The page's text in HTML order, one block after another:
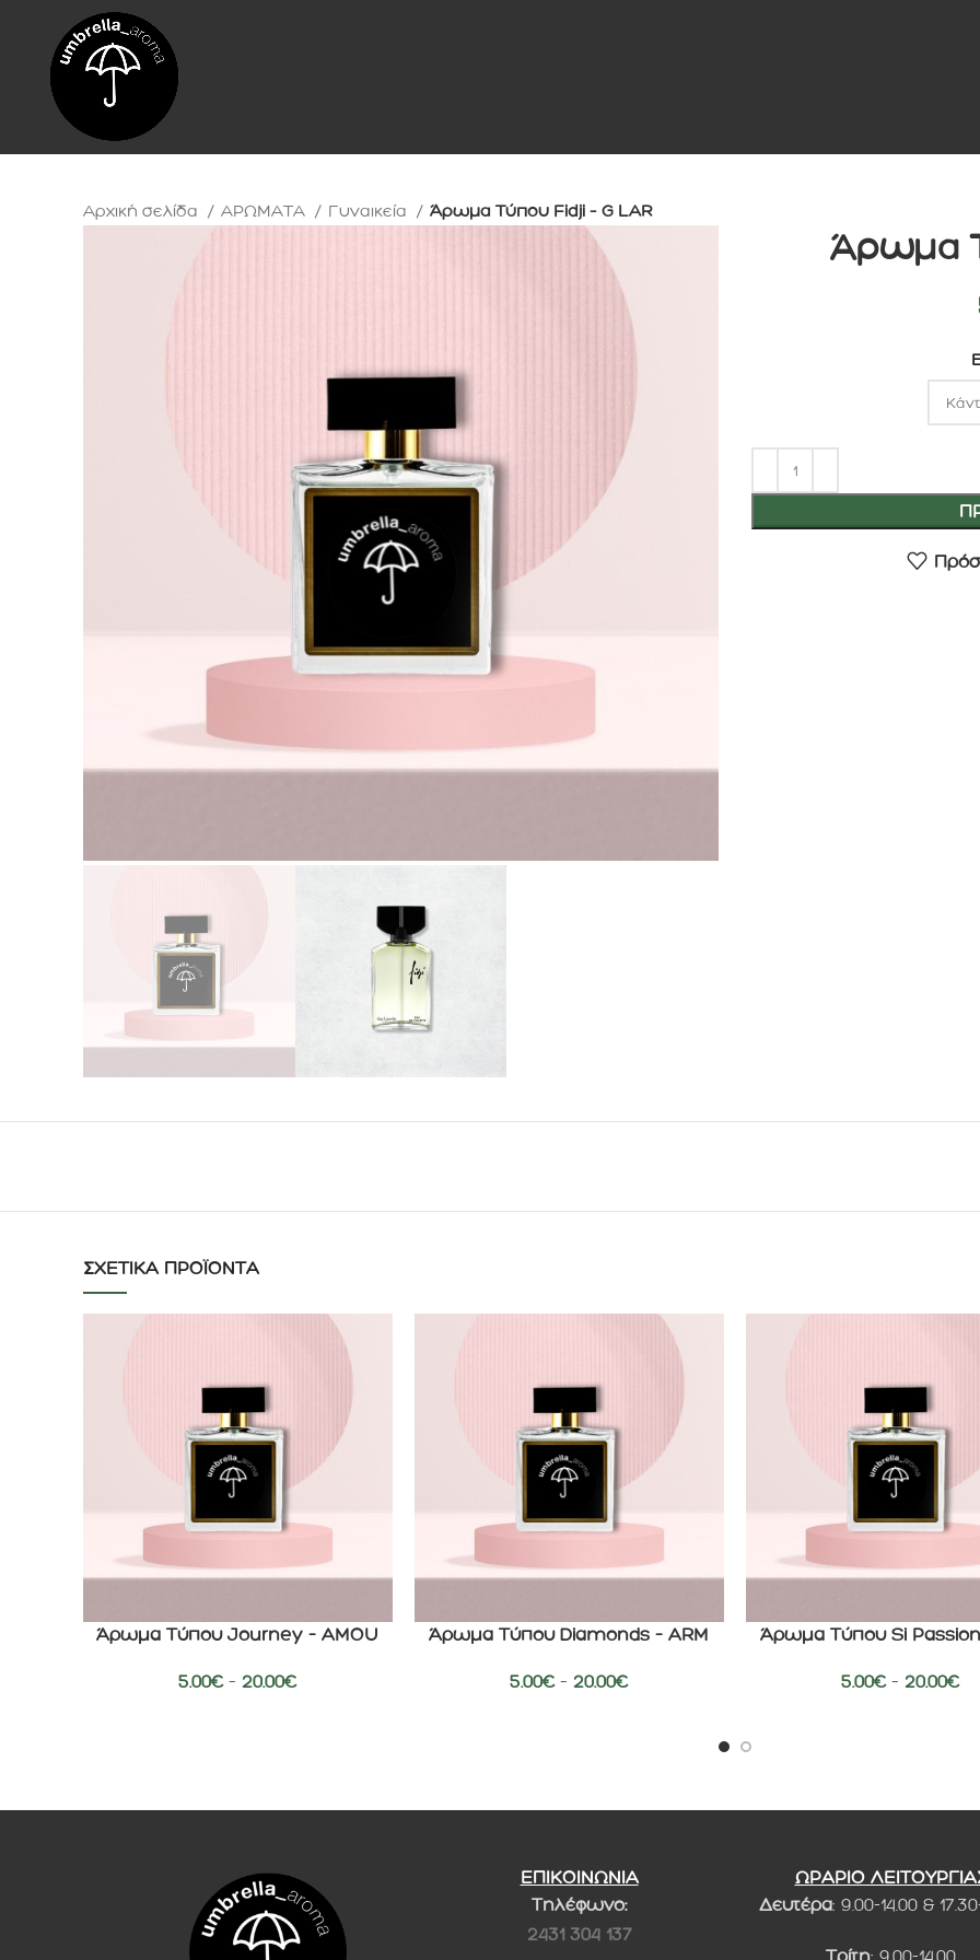
Αρχική σελίδα ΑΡΩΜΑΤΑ Γυναικεία Άρωμα Τύπου Fidji – G LAR
Άρωμα
ΣΧΕΤΙΚΆ ΠΡΟΪΌΝΤΑ
ΕΠΙΛΟΓΉ
Άρωμα Τύπου Journey – AMOU
5.00€ – 20.00€
ΕΠΙΛΟΓΉ
Άρωμα Τύπου Diamonds – ARM
5.00€ – 20.00€
ΕΠΙΛΟΓΉ
Άρωμα Τύπου Si Passion
5.00€ – 20.00€
ΕΠΙΚΟΙΝΩΝΙΑ
Τηλέφωνο:
2431 304 137
ΩΡΑΡΙΟ
Δευτέρα: 9.00-14.00 &